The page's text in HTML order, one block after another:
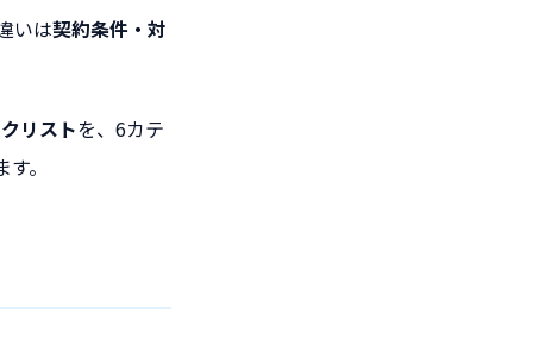
いは契約条件・対
リストを、6カテ
。